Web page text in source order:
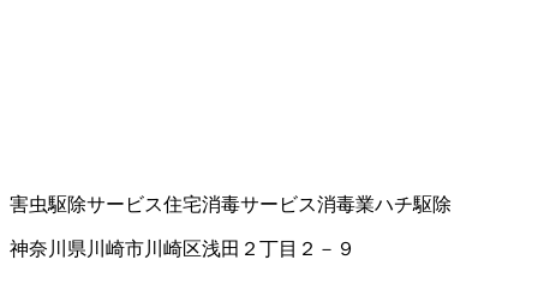
害虫駆除サービス住宅消毒サービス消毒業ハチ駆除
神奈川県川崎市川崎区浅田２丁目２－９